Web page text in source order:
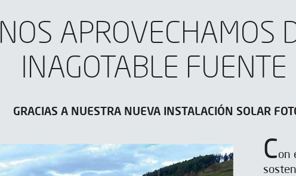
NOS APROVECHAMOS
INAGOTABLE FUENTE
GRACIAS A NUESTRA NUEVA INSTALACIÓN SOLAR
Con